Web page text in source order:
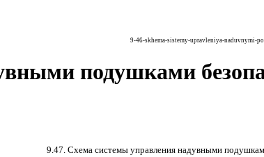
9-46-skhema-sistemy-upravleniya-naduvnymi-
подушками
9.47. Схема системы управления надувными